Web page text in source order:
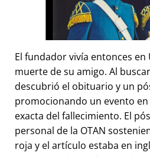
El fundador vivía entonces
muerte de su amigo. Al
descubrió el obituario y un
promocionando un evento en
exacta del fallecimiento. El
personal de la OTAN
roja y el artículo estaba en